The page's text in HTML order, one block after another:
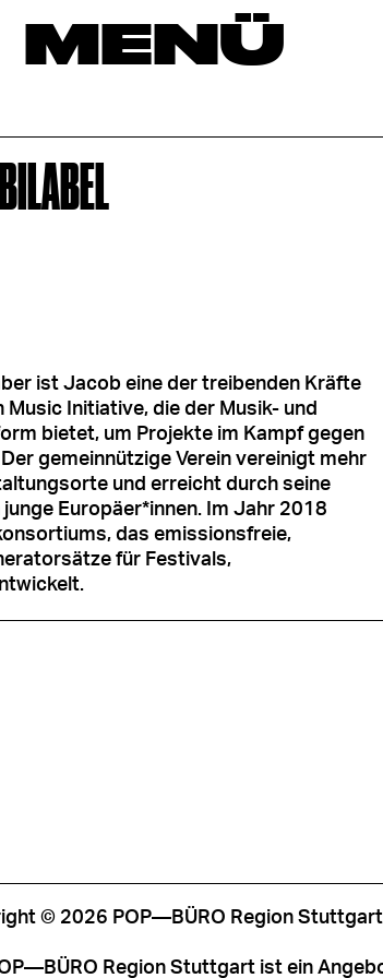
MENÜ
ist Jacob eine der treibenden Kräfte
Initiative, die der Musik- und
bietet, um Projekte im Kampf gegen
gemeinnützige Verein vereinigt mehr
und erreicht durch seine
Europäer*innen. Im Jahr 2018
das emissionsfreie,
für Festivals,
© 2026 POP—BÜRO Region
Region Stuttgart ist ein